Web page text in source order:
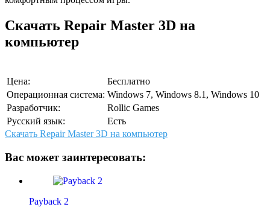
Скачать Repair Master 3D на
компьютер
Цена:
Бесплатно
Операционная система: Windows 7, Windows 8.1, Windows 10
Разработчик:
Rollic Games
Русский язык:
Есть
Скачать Repair Master 3D на компьютер
Вас может заинтересовать:
Payback 2